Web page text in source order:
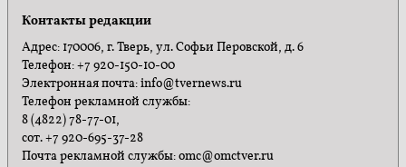
Контакты редакции
Адрес: 170006, г. Тверь, ул. Софьи Перовской, д. 6
Телефон: +7 920-150-10-00
Электронная почта: info@tvernews.ru
Телефон рекламной службы:
8 (4822) 78-77-01,
сот. +7 920-695-37-28
Почта рекламной службы: omc@omctver.ru